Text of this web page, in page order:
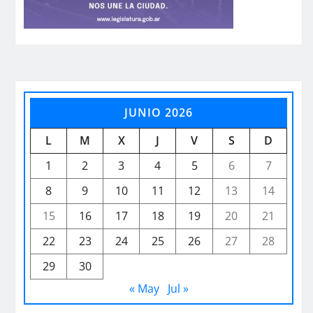
JUNIO 2026
L
M X J V S
D
1
2 3 4 5 6
7
8
9 10 11 12 13
14
15
16 17 18 19 20
21
22
23 24 25 26 27
28
29
30
« May
Jul »